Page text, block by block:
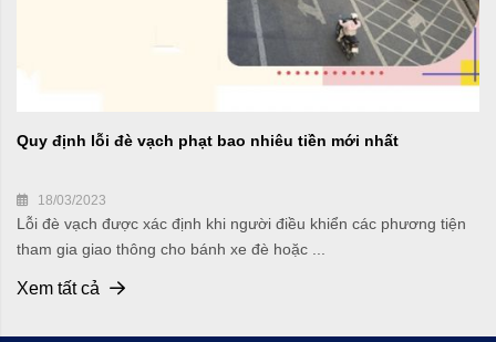
Quy định lỗi đè vạch phạt bao nhiêu tiền mới nhất
18/03/2023
Lỗi đè vạch được xác định khi người điều khiển các phương tiện
tham gia giao thông cho bánh xe đè hoặc ...
Xem tất cả